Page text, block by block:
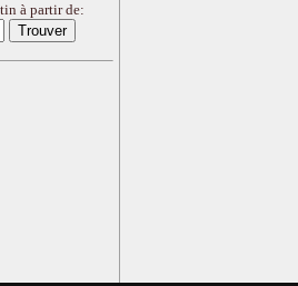
à partir de: